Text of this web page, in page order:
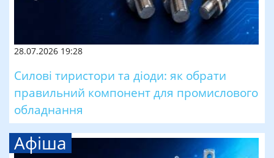
28.07.2026 19:28
Силові тиристори та діоди: як обрати
правильний компонент для промислового
обладнання
Афіша